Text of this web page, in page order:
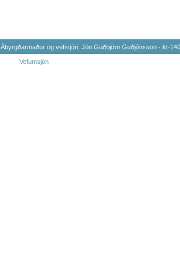
Ábyrgðarmaður og vefstjóri: Jón Guðbjörn Guðjónsson - kt-
Vefumsjón